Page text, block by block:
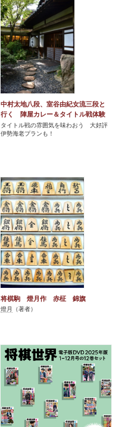
中村太地八段、室谷由紀女流三段と
行く 陣屋カレー＆タイトル戦体験
タイトル戦の雰囲気を味わおう 大好評
伊勢海老プランも！
将棋駒 燈月作 赤柾 錦旗
燈月 （著者）